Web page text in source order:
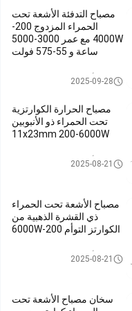
مصباح التدفئة الأشعة تحت
الحمراء المزدوج 200-
4000W مع عمر 3000-5000
ساعة و 55-575 فولت
مصابيح الأشعة تحت الحمراء ذات ا
2025-09-28
مصباح الحرارة الكوارتزية
تحت الحمراء ذو الأنبوبين
11x23mm 200-6000W
مصابيح الأشعة تحت الحمراء ذات ا
2025-08-21
مصباح الأشعة تحت الحمراء
ذي القشرة الذهبية من
الكوارتز التوأم 200-6000W
مصابيح الأشعة تحت الحمراء ذات ا
2025-08-21
سخان مصباح الأشعة تحت